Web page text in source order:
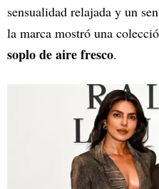
sensualidad relajada y un
la marca mostró una
soplo de aire fresco.